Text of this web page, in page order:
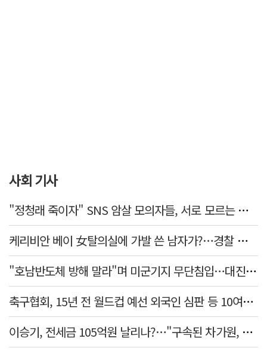
사회 기사
"정청래 죽이자" SNS 암살 모의자들, 서로 모르는 사이였다…檢송치
케리비안 베이 女탈의실에 가발 쓴 남자가?…경찰 추적 중
"호남반도체 방해 말라"며 미군기지 무단침입…대진연 회원 3명 '구속'
축구협회, 15년 전 월드컵 예선 외국인 심판 등 10여명에 '성 접대'
이승기, 전세금 105억원 날리나?…"구속된 차가원, 형사 범죄 영역"